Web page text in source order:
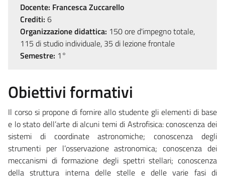
Docente: Francesca Zuccarello
Crediti: 6
Organizzazione didattica: 150 ore d'impegno totale,
115 di studio individuale, 35 di lezione frontale
Semestre: 1°
Obiettivi formativi
Il corso si propone di fornire allo studente gli elementi di base
e lo stato dell’arte di alcuni temi di Astrofisica: conoscenza dei
sistemi di coordinate astronomiche; conoscenza degli
strumenti per l’osservazione astronomica; conoscenza dei
meccanismi di formazione degli spettri stellari; conoscenza
della struttura interna delle stelle e delle varie fasi di